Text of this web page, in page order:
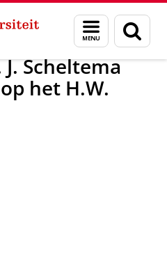
Menu
en
zoeken
Nieuwsarchief
Scheltema
het H.W.